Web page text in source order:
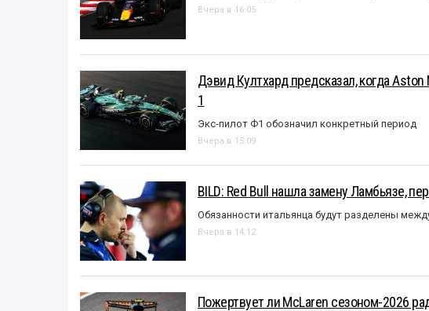
Вчера в 16:05
Дэвид Култхард предсказал, когда
1
Экс-пилот Ф1 обозначил конкретный период
Вчера в 15:09
BILD: Red Bull нашла замену Ламбьязе,
Обязанности итальянца будут разделены
Вчера в 14:12
Пожертвует ли McLaren сезоном-2026